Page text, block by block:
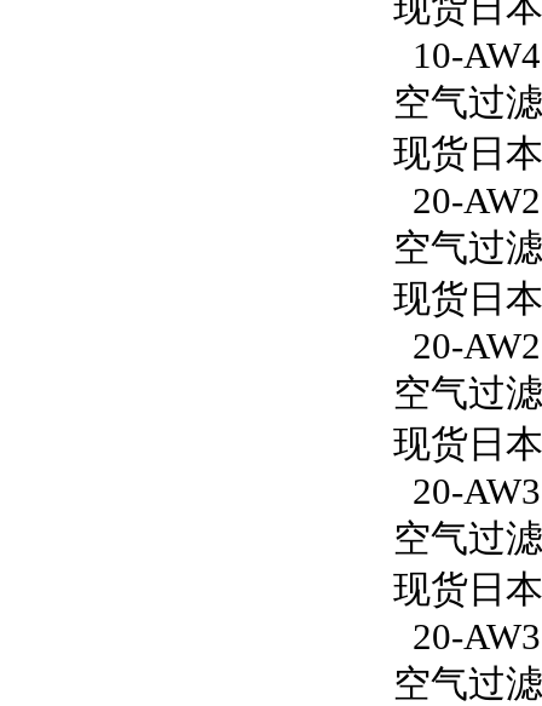
10-
空气过
现货日
20-
空气过
现货日
20-
空气过
现货日
20-
空气过
现货日
20-
空气过